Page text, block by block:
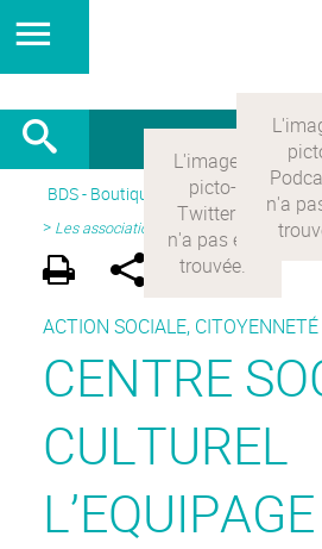
BDS - Boutique des sciences
> Les associations partenaires
ACTION SOCIALE,
CENTRE
CULTUREL
L’EQUIPAGE